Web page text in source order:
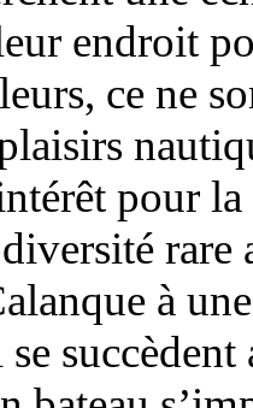
endroit
ce ne
pour
à